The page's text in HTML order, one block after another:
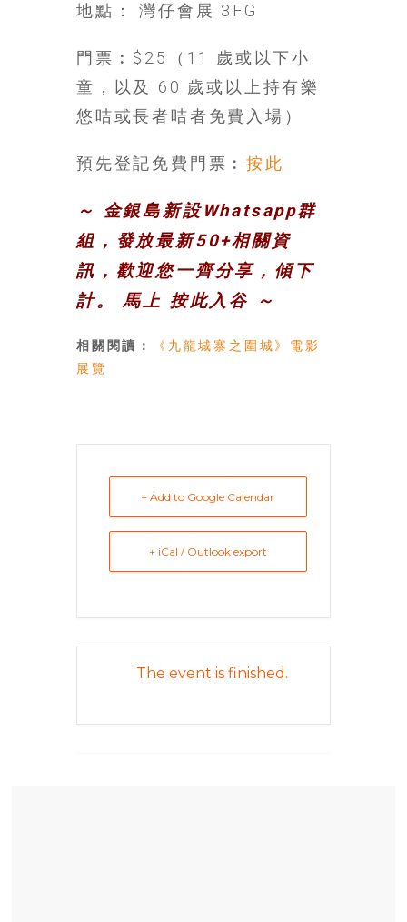
地點： 灣仔會展 3FG
門票︰$25（11 歲或以下小
童，以及 60 歲或以上持有樂
悠咭或長者咭者免費入場）
預先登記免費門票︰按此
～ 金銀島新設Whatsapp群
組，發放最新50+相關資
訊，歡迎您一齊分享，傾下
計。 馬上 按此入谷 ～
相關閱讀：
《九龍城寨之圍城》電影
展覽
+ Add to Google Calendar
+ iCal / Outlook export
The event is finished.